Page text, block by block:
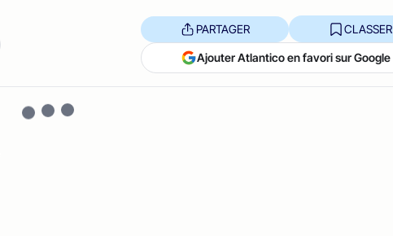
PARTAGER CLASSER
Ajouter Atlantico en favori sur Google